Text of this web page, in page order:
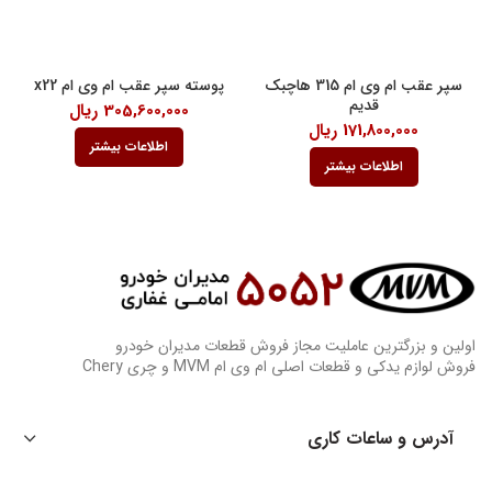
سپر عقب ام وی ام 315 هاچبک
قدیم
171,800,000 ریال
اطلاعات بیشتر
پوسته سپر عقب ام وی ام x22
305,600,000 ریال
اطلاعات بیشتر
اولین و بزرگترین عاملیت مجاز فروش قطعات مدیران خودرو
فروش لوازم یدکی و قطعات اصلی ام وی ام MVM و چری Chery
آدرس و ساعات کاری